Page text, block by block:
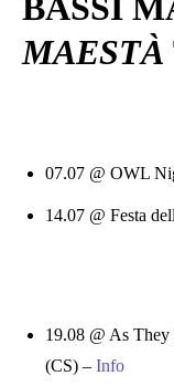
BASSI
MAESTÀ
07.07 @ OWL
14.07 @ Festa
19.08 @ As
(CS) – Info